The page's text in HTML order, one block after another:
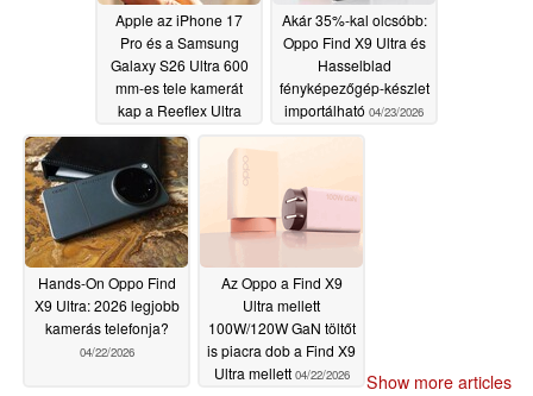
Apple az iPhone 17
Pro és a Samsung
Galaxy S26 Ultra 600
mm-es tele kamerát
kap a Reeflex Ultra
segítségével
Akár 35%-kal olcsóbb:
Oppo Find X9 Ultra és
Hasselblad
fényképezőgép-készlet
importálható 04/23/2026
Hands-On Oppo Find
X9 Ultra: 2026 legjobb
kamerás telefonja?
04/22/2026
Az Oppo a Find X9
Ultra mellett
100W/120W GaN töltőt
is piacra dob a Find X9
Ultra mellett 04/22/2026 Show more articles